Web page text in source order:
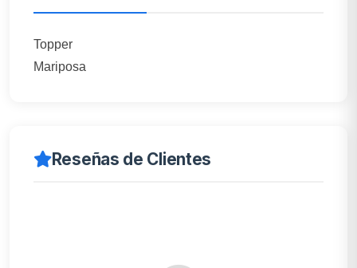
Topper
Mariposa
Reseñas de Clientes